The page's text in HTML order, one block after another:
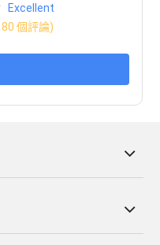
Excellent
80 個評論)